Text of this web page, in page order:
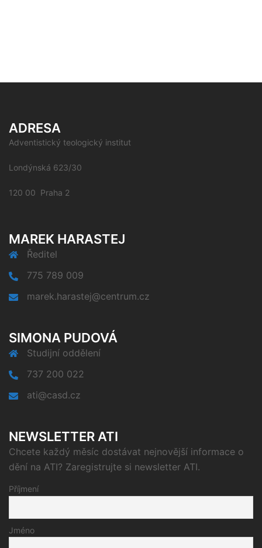
ADRESA
Adventistický teologický institut
Londýnská 623/30
120 00 Praha 2
MAREK HARASTEJ
Ředitel
775 789 009
marek.harastej@centrum.cz
SIMONA PUDOVÁ
Studijní oddělení
737 200 022
ati@casd.cz
NEWSLETTER ATI
Chcete každý měsíc dostávat nejnovější informace o
dění na ATI? Zaregistrujte si newsletter ATI.
Příjmení
Jméno